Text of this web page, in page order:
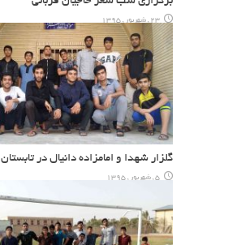
23 , شهریور , 1395
گلزار شهدا و امامزاده دانیال در تابستان ۹۵
5 , شهریور , 1395